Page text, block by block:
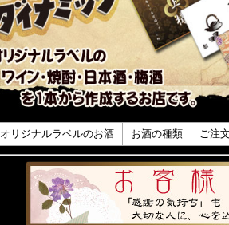
オリジナルラベルのお酒 お酒の種類 ご注